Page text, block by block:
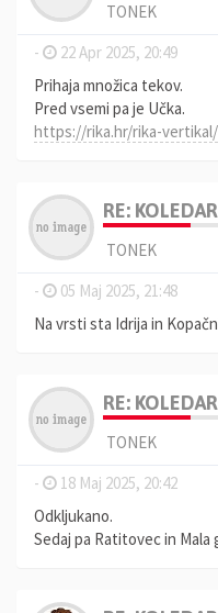
TONEK
-
22 Apr 2025, 20:49
Prihaja množica tekov.
Pred vsemi pa je Učka.
https://rika.hr/rika-vertikal/
RE:
TONEK
-
05 Maj 2025, 21:48
Na vrsti sta Idrija in
RE:
TONEK
-
18 Maj 2025, 20:42
Odkljukano.
Sedaj pa Ratitovec in Mala